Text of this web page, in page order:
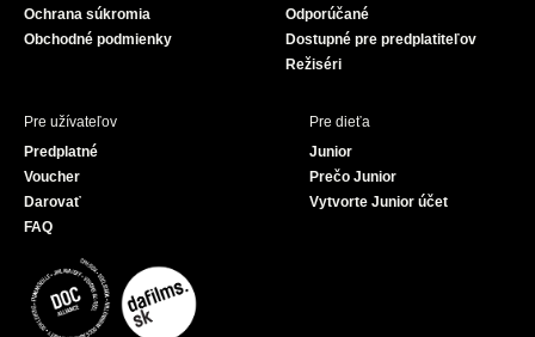
Ochrana súkromia
Obchodné podmienky
Odporúčané
Dostupné pre predplatiteľov
Režiséri
Pre užívateľov
Predplatné
Voucher
Darovať
FAQ
Pre dieťa
Junior
Prečo Junior
Vytvorte Junior účet